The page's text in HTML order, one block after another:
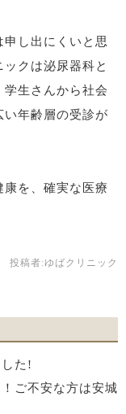
し出にくいと思
クは泌尿器科と
生さんから社会
い年齢層の受診が
康を、確実な医療
投稿者: ゆばクリニック
た!
ご不安な方は安城